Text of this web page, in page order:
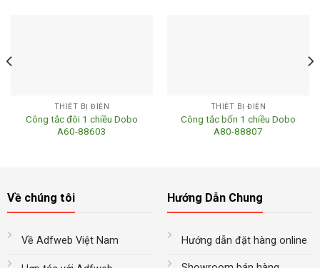
THIẾT BỊ ĐIỆN
Công tắc đôi 1 chiều Dobo
A60-88603
THIẾT BỊ ĐIỆN
Công tắc bốn 1 chiều Dobo
A80-88807
Về chúng tôi
Về Adfweb Việt Nam
Hướng Dẫn Chung
Hướng dẫn đặt hàng online